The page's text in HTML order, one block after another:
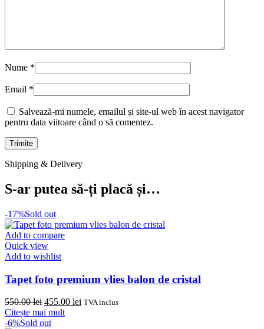
Nume *
Email *
Salvează-mi numele, emailul și site-ul web în acest navigator
pentru data viitoare când o să comentez.
Shipping & Delivery
S-ar putea să-ți placă și…
-17%Sold out
Add to compare
Quick view
Add to wishlist
Tapet foto premium vlies balon de cristal
550.00lei Prețul
inițial
a
455.00 lei Prețul
TVA inclus
Citește mai mult
-6%Sold out